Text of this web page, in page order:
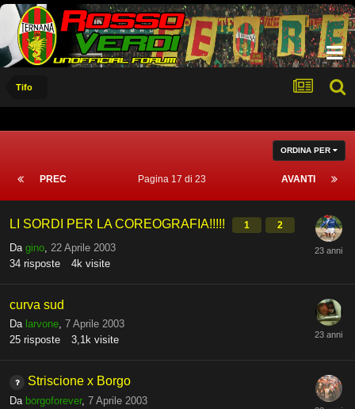
Tifo
ORDINA PER
PREC AVANTI
Pagina 17 di 23
LI SORDI PER LA COREOGRAFIA!!!!! 1 2
Da gino, 22 Aprile 2003
34 risposte 4k visite
curva sud
Da larvone, 7 Aprile 2003
25 risposte 3,1k visite
Striscione x Borgo
Da borgoforever, 7 Aprile 2003